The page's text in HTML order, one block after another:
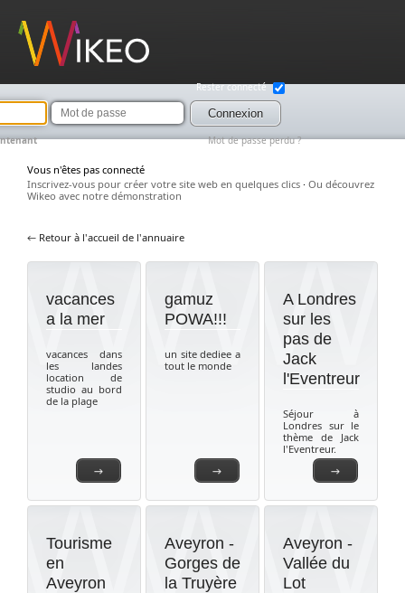
Rester connecté
Mot
de
passe
Connexion
Mot de passe perdu ?
Vous n'êtes pas connecté
Inscrivez-vous pour créer votre site web en quelques clics · Ou découvrez
Wikeo avec notre démonstration
← Retour à l'accueil de l'annuaire
→
vacances
a la mer
vacances dans
les landes
location de
studio au bord
de la plage
→
gamuz
POWA!!!
un site dediee a
tout le monde
→
A Londres
sur les
pas de
Jack
l'Eventreur
Séjour à
Londres sur le
thème de Jack
l'Eventreur.
Tourisme
en
Aveyron
Aveyron -
Gorges de
la Truyère
Aveyron -
Vallée du
Lot